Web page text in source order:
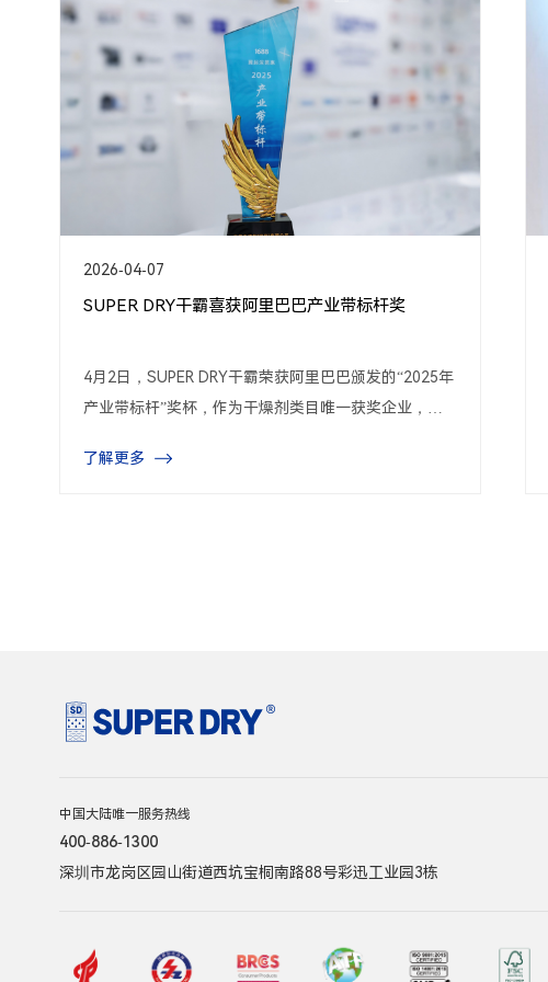
2026-03-11
展会回顾 | SUPER DRY干霸实力亮相2026华南包
2026年3月6日，第32届中国国际包装工业展览会（Sin
o-Pack 2026）在广州·广交会展馆B区圆满落幕。作为
12.1J18展位，集中展示了多款防潮产品及其行业解决
了解更多
中国大陆唯一服务热线
400-886-1300
深圳市龙岗区园山街道西坑宝桐南路88号彩迅工业园3栋